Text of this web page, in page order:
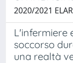
2020/2021
L'infermiere
soccorso
una realtà